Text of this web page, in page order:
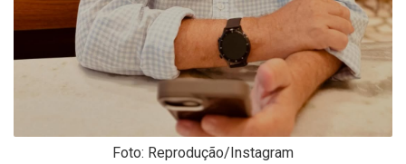
Foto: Reprodução/Instagram